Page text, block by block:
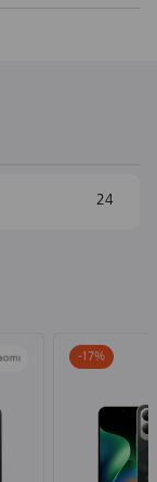
24
-17%